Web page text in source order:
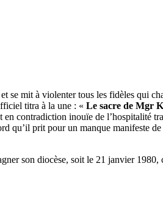
se mit à violenter tous les fidèles qui
titra à la une : « Le sacre de Mgr
contradiction inouïe de l’hospitalité
qu’il prit pour un manque manifeste
son diocèse, soit le 21 janvier 1980,